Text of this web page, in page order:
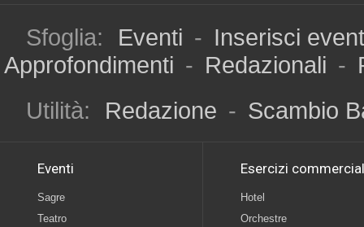
Sfoglia: Eventi - Inserisci
Approfondimenti - Redazionali -
Utilità:
Redazione - Scambio
Eventi
Sagre
Teatro
Esercizi
Hotel
Orchestre